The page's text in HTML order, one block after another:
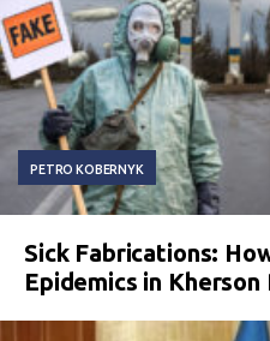
PETRO KOBERNYK
Sick Fabrications:
Epidemics in Kherson